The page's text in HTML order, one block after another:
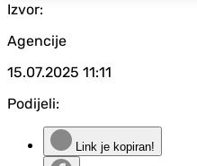
Izvor:
Agencije
15.07.2025 11:11
Podijeli:
Link je kopiran!